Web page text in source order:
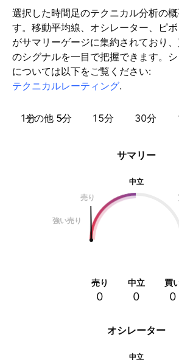
選択した時間足のテクニカル分析の
す。移動平均線、オシレーター、ピ
がサマリーゲージに集約されており
のシグナルを一目で把握できます。
については以下をご覧ください:
テクニカルレーティング.
1分 5分 15分 30分
その他
オシレーター
中立
サマリー
中立
売り
強い売り
売り
0
中立
0
買
0